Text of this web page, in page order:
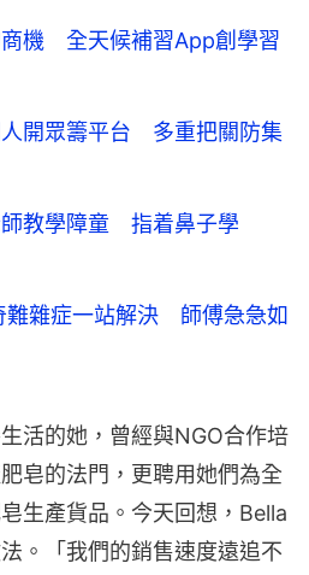
商機 全天候補習App創學習
人開眾籌平台 多重把關防集
師教學障童 指着鼻子學
難雜症一站解決 師傅急急如
活的她，曾經與NGO合作培
皂的法門，更聘用她們為全
生產貨品。今天回想，Bella
。「我們的銷售速度遠追不